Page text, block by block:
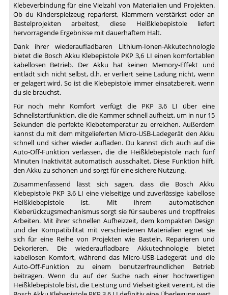
Klebeverbindung für eine Vielzahl von Materialien und Projekten.
Ob du Kinderspielzeug reparierst, Klammern verstärkst oder an
Bastelprojekten arbeitest, diese Heißklebepistole liefert
hervorragende Ergebnisse mit dauerhaftem Halt.
Dank ihrer wiederaufladbaren Lithium-Ionen-Akkutechnologie
bietet die Bosch Akku Klebepistole PKP 3,6 LI einen komfortablen
kabellosen Betrieb. Der Akku hat keinen Memory-Effekt und
entlädt sich nicht selbst, d.h. er verliert seine Ladung nicht, wenn
er gelagert wird. So ist die Klebepistole immer einsatzbereit, wenn
du sie brauchst.
Für noch mehr Komfort verfügt die PKP 3,6 LI über eine
Schnellstartfunktion, die die Kammer schnell aufheizt, um in nur 15
Sekunden die perfekte Klebetemperatur zu erreichen. Außerdem
kannst du mit dem mitgelieferten Micro-USB-Ladegerät den Akku
schnell und sicher wieder aufladen. Du kannst dich auch auf die
Auto-Off-Funktion verlassen, die die Heißklebepistole nach fünf
Minuten Inaktivität automatisch ausschaltet. Diese Funktion hilft,
den Akku zu schonen und sorgt für eine sichere Nutzung.
Zusammenfassend lässt sich sagen, dass die Bosch Akku
Klebepistole PKP 3,6 LI eine vielseitige und zuverlässige kabellose
Heißklebepistole ist. Mit ihrem automatischen
Kleberückzugsmechanismus sorgt sie für sauberes und tropffreies
Arbeiten. Mit ihrer schnellen Aufheizzeit, dem kompakten Design
und der Kompatibilität mit verschiedenen Materialien eignet sie
sich für eine Reihe von Projekten wie Basteln, Reparieren und
Dekorieren. Die wiederaufladbare Akkutechnologie bietet
kabellosen Komfort, während das Micro-USB-Ladegerät und die
Auto-Off-Funktion zu einem benutzerfreundlichen Betrieb
beitragen. Wenn du auf der Suche nach einer hochwertigen
Heißklebepistole bist, die Leistung und Vielseitigkeit vereint, ist die